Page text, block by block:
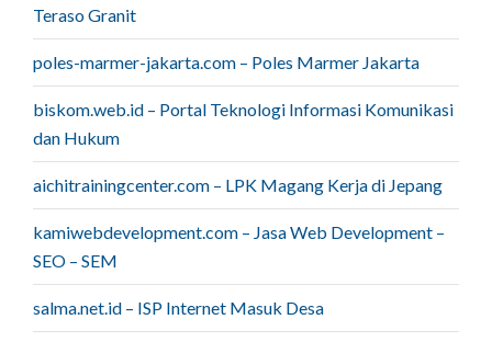
Teraso Granit
poles-marmer-jakarta.com – Poles Marmer Jakarta
biskom.web.id – Portal Teknologi Informasi Komunikasi
dan Hukum
aichitrainingcenter.com – LPK Magang Kerja di Jepang
kamiwebdevelopment.com – Jasa Web Development –
SEO – SEM
salma.net.id – ISP Internet Masuk Desa